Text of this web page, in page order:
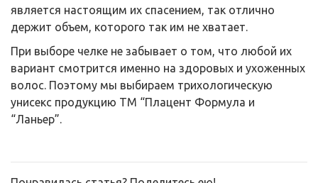
является настоящим их спасением, так отлично
держит объем, которого так им не хватает.
При выборе челке не забывает о том, что любой их
вариант смотрится именно на здоровых и ухоженных
волос. Поэтому мы выбираем трихологическую
унисекс продукцию ТМ “Плацент Формула и
“Ланьер”.